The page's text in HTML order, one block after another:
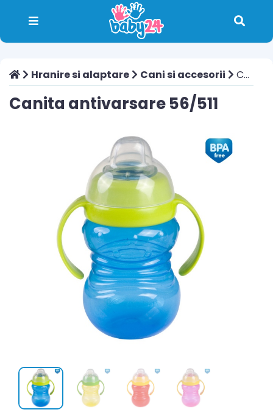
Hranire si alaptare Cani si accesorii Canita antivarsare 56/511
Canita antivarsare 56/511